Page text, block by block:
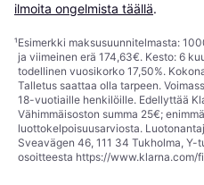
ilmoita ongelmista täällä.
¹Esimerkki maksusuunnitelmasta:
ja viimeinen erä 174,63€. Kesto: 6
todellinen vuosikorko 17,50%.
Talletus saattaa olla tarpeen.
18-vuotiaille henkilöille. Edellyttää
Vähimmäisoston summa 25€;
luottokelpoisuusarviosta.
Sveavägen 46, 111 34 Tukholma,
osoitteesta https://www.klarna.com/